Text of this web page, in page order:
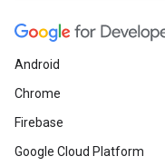
Android
Chrome
Firebase
Google Cloud Platform